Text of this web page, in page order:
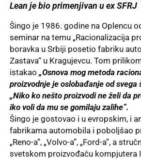
Lean je bio primenjivan u ex SFRJ
Šingo je 1986. godine na Oplencu
seminar na temu „Racionalizacija
boravka u Srbiji posetio fabriku
Zastava“ u Kragujevcu. Tom
istakao „Osnova mog metoda
proizvodnje je oslobađanje od svega
„Niko ko nešto proizvodi ne želi da
iko voli da mu se gomilaju zalihe”.
Šingo je gostovao i u evropskim, i
fabrikama automobila i poboljšao
„Reno-a”, „Volvo-a”, „Ford-a”, a
svetskom proizvođaču kompjutera